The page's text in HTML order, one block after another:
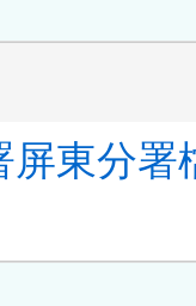
屏東分署